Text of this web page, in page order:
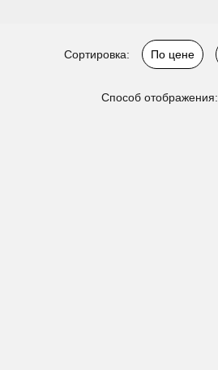
Сортировка: По цене
Способ отображения: